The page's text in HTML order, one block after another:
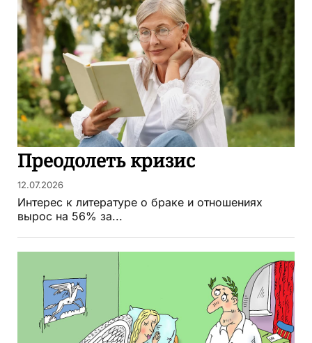
Преодолеть кризис
12.07.2026
Интерес к литературе о браке и отношениях
вырос на 56% за...